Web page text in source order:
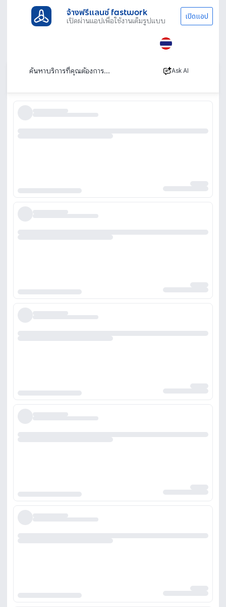
จ้างฟรีแลนซ์ fastwork
เปิดผ่านแอปเพื่อใช้งานเต็มรูปแบบ เปิดแอป
Ask AI
เขียน
เรียงตาม